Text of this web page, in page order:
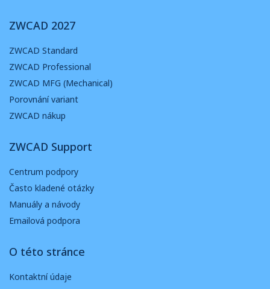
ZWCAD 2027
ZWCAD Standard
ZWCAD Professional
ZWCAD MFG (Mechanical)
Porovnání variant
ZWCAD nákup
ZWCAD Support
Centrum podpory
Často kladené otázky
Manuály a návody
Emailová podpora
O této stránce
Kontaktní údaje